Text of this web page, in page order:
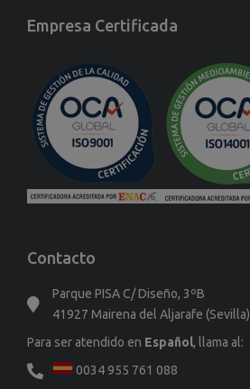
Empresa Certificada
Contacto
Parque PISA C/ Diseño, 3ºB
41927 Mairena del Aljarafe (Sevilla)
Para ser atendido en Español, llama al:
0034 955 761 088